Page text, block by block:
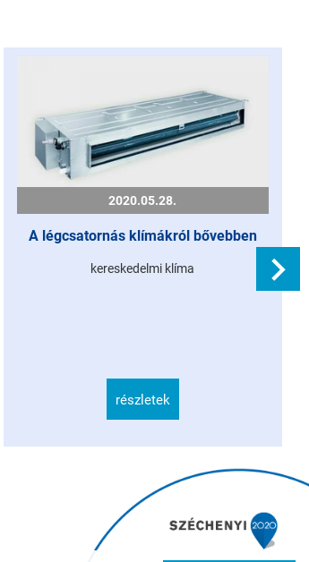
2020.05.28.
A légcsatornás klímákról bővebben
kereskedelmi klíma
részletek